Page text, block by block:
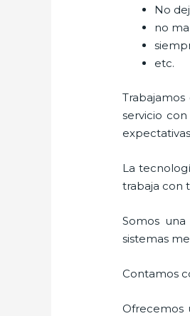
No
no
etc.
servicio con
La
trabaja con
Somos
sistemas
Contamos
Ofrecemos